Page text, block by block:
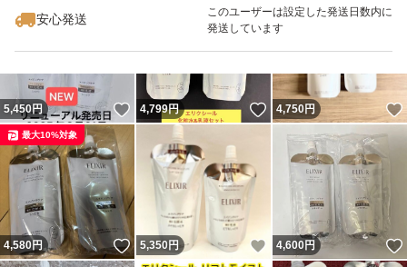
安心発送
このユーザーは設定した発送日数内に
発送しています
5,450円 いいね！
4,799円 いいね！
4,750円
4,580円 いいね！
最大10%対象
5,350円 いいね！
4,600円